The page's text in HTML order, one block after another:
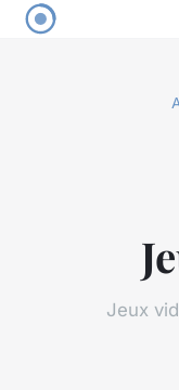
Jeux